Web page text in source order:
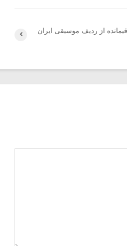
از ردیف موسیقی ایران